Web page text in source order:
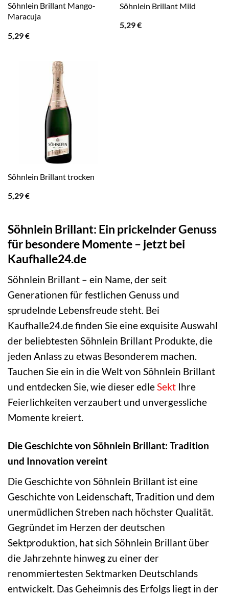
Söhnlein Brillant Mango-
Maracuja
5,29€
Söhnlein Brillant Mild
5,29€
Söhnlein Brillant trocken
5,29€
Söhnlein Brillant: Ein prickelnder Genuss
für besondere Momente – jetzt bei
Kaufhalle24.de
Söhnlein Brillant – ein Name, der seit
Generationen für festlichen Genuss und
sprudelnde Lebensfreude steht. Bei
Kaufhalle24.de finden Sie eine exquisite Auswahl
der beliebtesten Söhnlein Brillant Produkte, die
jeden Anlass zu etwas Besonderem machen.
Tauchen Sie ein in die Welt von Söhnlein Brillant
und entdecken Sie, wie dieser edleSekt Ihre
Feierlichkeiten verzaubert und unvergessliche
Momente kreiert.
Die Geschichte von Söhnlein Brillant: Tradition
und Innovation vereint
Die Geschichte von Söhnlein Brillant ist eine
Geschichte von Leidenschaft, Tradition und dem
unermüdlichen Streben nach höchster Qualität.
Gegründet im Herzen der deutschen
Sektproduktion, hat sich Söhnlein Brillant über
die Jahrzehnte hinweg zu einer der
renommiertesten Sektmarken Deutschlands
entwickelt. Das Geheimnis des Erfolgs liegt in der